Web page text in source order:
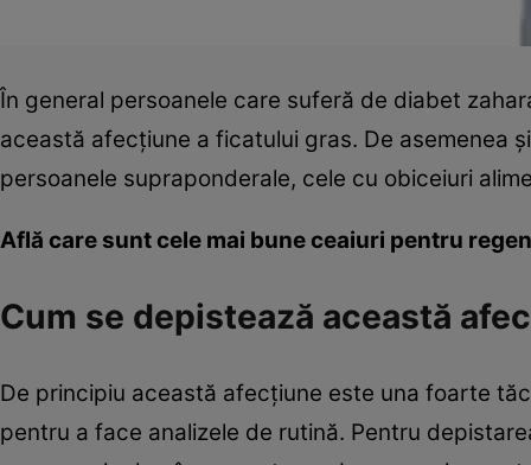
În general persoanele care suferă de diabet
această afecţiune a ficatului gras. De asemenea
persoanele supraponderale, cele cu obiceiuri
Află care sunt cele mai bune ceaiuri pentru
Cum se depistează această
De principiu această afecţiune este una foarte
pentru a face analizele de rutină. Pentru